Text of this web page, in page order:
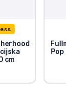
cm